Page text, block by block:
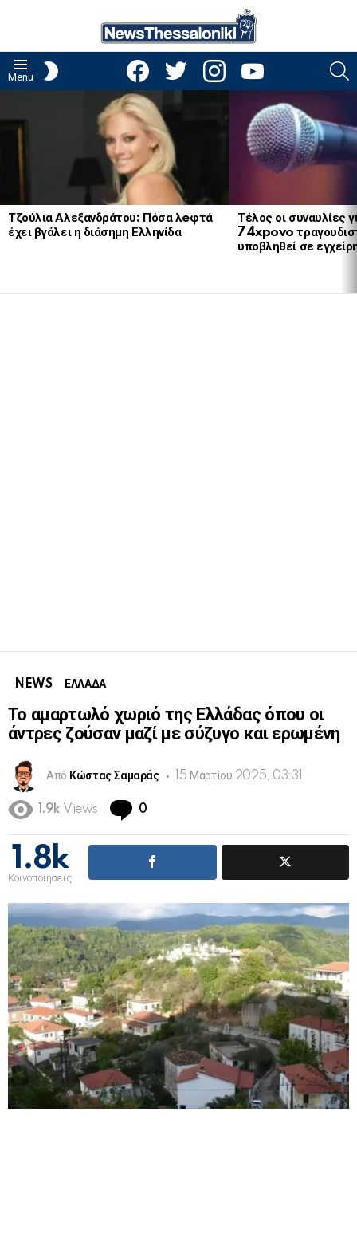
Menu
facebooktwitter instagramyoutube
Τζούλια Αλεξανδράτου: Πόσα λeφτά
έχει βγάλει η διάσημη Ελληνίδα
Τέλος οι συναυλίες
74xpovo
υποβληθεί σε
NEWS ΕΛΛΑΔΑ
Το αμαρτωλό χωριό της Ελλάδας όπου οι
άντρες ζούσαν μαζί με σύζυγο και ερωμένη
Από Κώστας Σαμαράς 15 Μαρτίου 2025, 03:31
1.9k Views 0
1.8k
Κοινοποιήσεις